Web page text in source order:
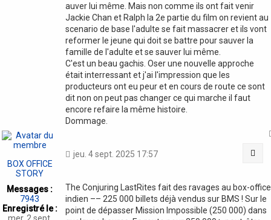
auver lui même. Mais non comme ils ont fait venir
Jackie Chan et Ralph la 2e partie du film on revient au
scenario de base l'adulte se fait massacrer et ils vont
reformer le jeune qui doit se battre pour sauver la
famille de l'adulte et se sauver lui même.
C'est un beau gachis. Oser une nouvelle approche
était interressant et j'ai l'impression que les
producteurs ont eu peur et en cours de route ce sont
dit non on peut pas changer ce qui marche il faut
encore refaire la même histoire.
Dommage.
BOX OFFICE
STORY
Messages :
7943
Enregistré le :
mer. 2 sept.
jeu. 4 sept. 2025 17:57
The Conjuring LastRites fait des ravages au box-office
indien –– 225 000 billets déjà vendus sur BMS ! Sur le
point de dépasser Mission Impossible (250 000) dans